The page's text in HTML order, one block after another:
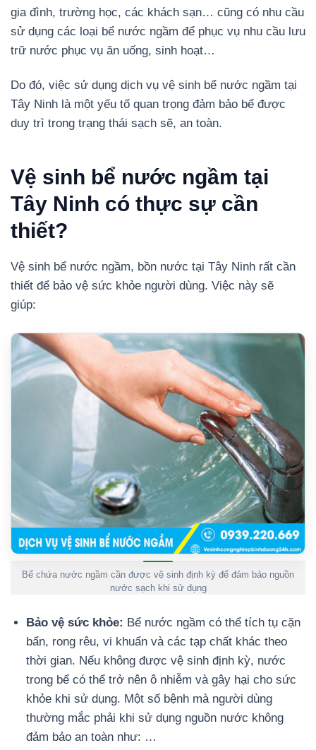
gia đình, trường học, các khách sạn… cũng có nhu cầu
sử dụng các loại bể nước ngầm để phục vụ nhu cầu lưu
trữ nước phục vụ ăn uống, sinh hoạt…
Do đó, việc sử dụng dịch vụ vệ sinh bể nước ngầm tại
Tây Ninh là một yếu tố quan trọng đảm bảo bể được
duy trì trong trạng thái sạch sẽ, an toàn.
Vệ sinh bể nước ngầm tại
Tây Ninh có thực sự cần
thiết?
Vệ sinh bể nước ngầm, bồn nước tại Tây Ninh rất cần
thiết để bảo vệ sức khỏe người dùng. Việc này sẽ
giúp:
Bể chứa nước ngầm cần được vệ sinh định kỳ để đảm bảo nguồn
nước sạch khi sử dụng
Bảo vệ sức khỏe: Bể nước ngầm có thể tích tụ cặn
bẩn, rong rêu, vi khuẩn và các tạp chất khác theo
thời gian. Nếu không được vệ sinh định kỳ, nước
trong bể có thể trở nên ô nhiễm và gây hại cho sức
khỏe khi sử dụng. Một số bệnh mà người dùng
thường mắc phải khi sử dụng nguồn nước không
đảm bảo an toàn như: …